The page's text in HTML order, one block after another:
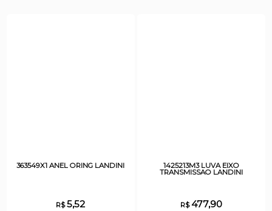
363549X1 ANEL ORING LANDINI
R$5,52
1425213M3 LUVA EIXO
TRANSMISSAO LANDINI
R$477,90